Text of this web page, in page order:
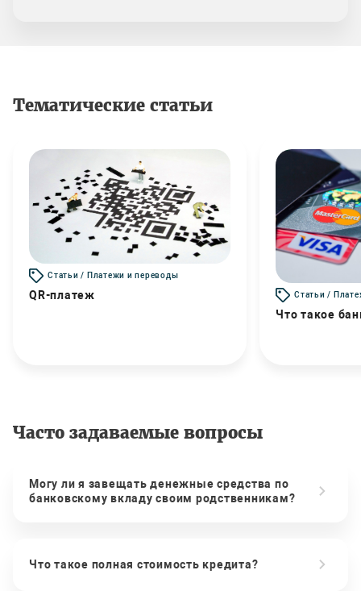
Тематические статьи
Статьи / Платежи и переводы
QR-платеж Статьи /
Что такое
Часто задаваемые вопросы
Могу ли я завещать денежные средства по
банковскому вкладу своим родственникам?
Что такое полная стоимость кредита?